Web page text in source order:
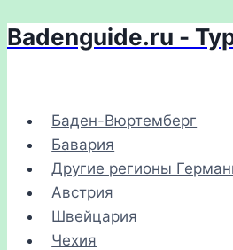
Перейти
Badenguide.ru -
Баден-Вюртемберг
Бавария
Другие регионы
Австрия
Швейцария
Чехия